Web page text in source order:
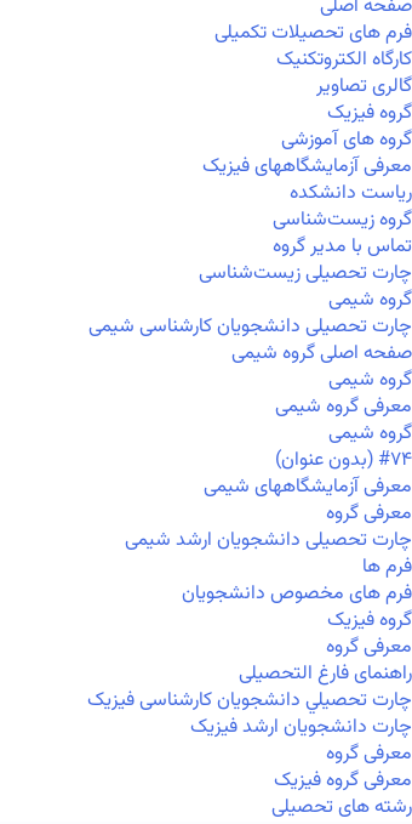
صفحه اصلی
فرم های تحصیلات تکمیلی
کارگاه الکتروتکنیک
گالری تصاویر
گروه فیزیک
گروه های آموزشی
معرفی آزمایشگاههای فیزیک
ریاست دانشکده
گروه زیست‌شناسی
تماس با مدیر گروه
چارت تحصیلی زیست‌شناسی
گروه شیمی
چارت تحصیلی دانشجویان کارشناسی شیمی
صفحه اصلی گروه شیمی
گروه شیمی
معرفی گروه شیمی
گروه شیمی
#۷۴ (بدون عنوان)
معرفی آزمایشگاههای شیمی
معرفی گروه
چارت تحصیلی دانشجویان ارشد شیمی
فرم ها
فرم های مخصوص دانشجویان
گروه فیزیک
معرفی گروه
راهنمای فارغ التحصیلی
چارت تحصيلي دانشجویان کارشناسی فیزیک
چارت دانشجویان ارشد فیزیک
معرفی گروه
معرفی گروه فیزیک
رشته های تحصیلی